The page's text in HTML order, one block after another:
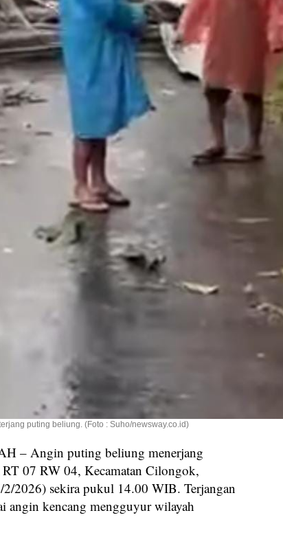
puting beliung. (Foto : Suho/newsway.co.id)
– Angin puting beliung menerjang
07 RW 04, Kecamatan Cilongok,
2026) sekira pukul 14.00 WIB. Terjangan
angin kencang mengguyur wilayah